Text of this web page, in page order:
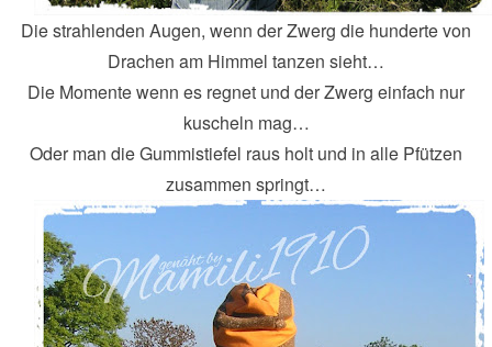
Die strahlenden Augen, wenn der Zwerg die hunderte von
Drachen am Himmel tanzen sieht…
Die Momente wenn es regnet und der Zwerg einfach nur
kuscheln mag…
Oder man die Gummistiefel raus holt und in alle Pfützen
zusammen springt…